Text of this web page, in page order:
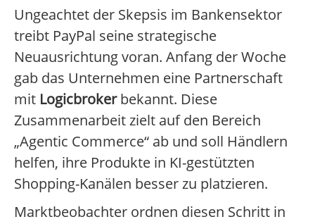
Ungeachtet der Skepsis im Bankensektor
treibt PayPal seine strategische
Neuausrichtung voran. Anfang der Woche
gab das Unternehmen eine Partnerschaft
mit Logicbrokerbekannt. Diese
Zusammenarbeit zielt auf den Bereich
„Agentic Commerce“ ab und soll Händlern
helfen, ihre Produkte in KI-gestützten
Shopping-Kanälen besser zu platzieren.
Marktbeobachter ordnen diesen Schritt in